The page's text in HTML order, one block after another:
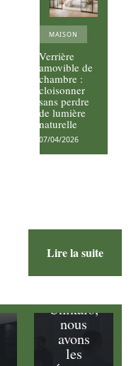
MAISON
Verrière
amovible de
chambre :
cloisonner
sans perdre
de lumière
naturelle
07/04/2026
Lire la suite
question
s sur les
pour la
Unikalo,
nous
avons
les